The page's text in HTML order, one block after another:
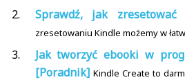
Sprawdź, jak
zresetowaniu Kindle możemy w
Jak tworzyć ebooki w
[Poradnik] Kindle Create to